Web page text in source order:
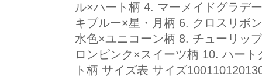
ル×ハート柄 4. マーメイドグラデ
キブルー×星・月柄 6. クロスリボ
水色×ユニコーン柄 8. チューリッ
ロンピンク×スイーツ柄 10. ハー
ト柄 サイズ表 サイズ